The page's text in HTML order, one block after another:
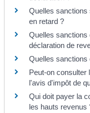
Quelles
en retard ?
Quelles
déclaration de
Quelles sanctions
Peut-on consulter
l'avis d'impôt de
Qui doit payer la
les hauts revenus